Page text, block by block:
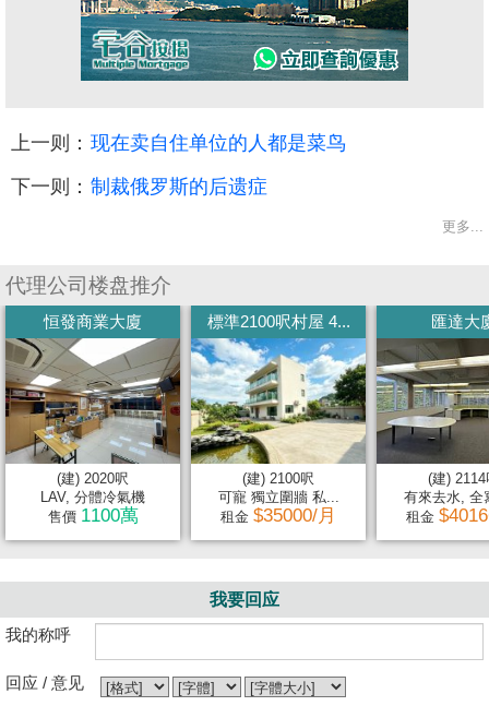
上一则： 现在卖自住单位的人都是菜鸟
下一则： 制裁俄罗斯的后遗症
更多...
代理公司楼盘推介
恒發商業大廈
(建) 2020呎
LAV, 分體冷氣機
售價 1100萬
標準2100呎村屋 4...
(建) 2100呎
可寵 獨立圍牆 私...
租金 $35000/月
匯達大
(建) 2114
有來去水, 全
租金
我要回应
我的称呼
回应 / 意见